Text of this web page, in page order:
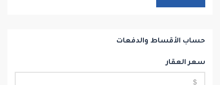
حساب الأقساط والدفعات
سعر العقار